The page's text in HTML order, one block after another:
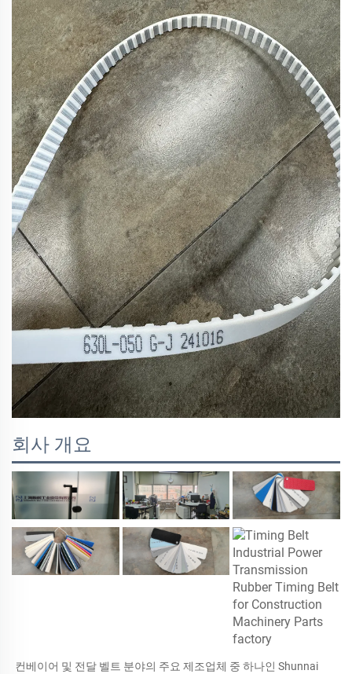
회사 개요
컨베이어 및 전달 벨트 분야의 주요 제조업체 중 하나인 Shunnai